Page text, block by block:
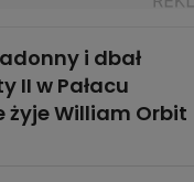
i dbał
II w Pałacu
żyje William Orbit